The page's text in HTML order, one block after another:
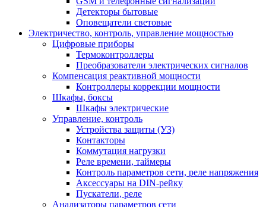
Детекторы бытовые
Оповещатели световые
Электричество, контроль, управление мощностью
Цифровые приборы
Термоконтроллеры
Преобразователи электрических сигналов
Компенсация реактивной мощности
Контроллеры коррекции мощности
Шкафы, боксы
Шкафы электрические
Управление, контроль
Устройства защиты (УЗ)
Контакторы
Коммутация нагрузки
Реле времени, таймеры
Контроль параметров сети, реле напряжения
Аксессуары на DIN-рейку
Пускатели, реле
Анализаторы параметров сети